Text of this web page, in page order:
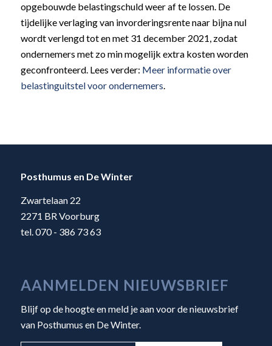
opgebouwde belastingschuld weer af te lossen. De
tijdelijke verlaging van invorderingsrente naar bijna nul
wordt verlengd tot en met 31 december 2021, zodat
ondernemers met zo min mogelijk extra kosten worden
geconfronteerd. Lees verder: Meer informatie over
belastinguitstel voor ondernemers.
Posthumus en De Winter
Zwartelaan 22
2271 BR Voorburg
tel. 070 - 386 73 63
AANMELDEN NIEUWSBRIEF
Blijf op de hoogte en meld je aan voor de nieuwsbrief
van Posthumus en De Winter.